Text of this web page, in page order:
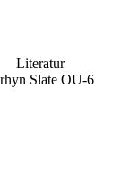
Literatur
Slate OU-6